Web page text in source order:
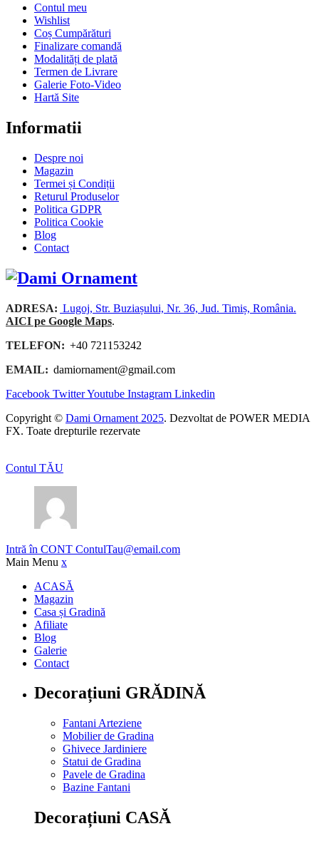
Contul meu
Wishlist
Coș Cumpărături
Finalizare comandă
Modalități de plată
Termen de Livrare
Galerie Foto-Video
Hartă Site
Informatii
Despre noi
Magazin
Termei și Condiții
Returul Produselor
Politica GDPR
Politica Cookie
Blog
Contact
ADRESA: Lugoj, Str. Buziașului, Nr. 36, Jud. Timiș, România.
AICI pe Google Maps.
TELEFON: +40 721153242
EMAIL: damiornament@gmail.com
Facebook TwitterYoutube Instagram Linkedin
Copyright © Dami Ornament 2025. Dezvoltat de POWER MEDIA
FX. Toate drepturile rezervate
Contul TĂU
Intră în CONT ContulTau@email.com
Main Menu x
ACASĂ
Magazin
Casa și Gradină
Afiliate
Blog
Galerie
Contact
Decorațiuni GRĂDINĂ
Fantani Arteziene
Mobilier de Gradina
Ghivece Jardiniere
Statui de Gradina
Pavele de Gradina
Bazine Fantani
Decorațiuni CASĂ